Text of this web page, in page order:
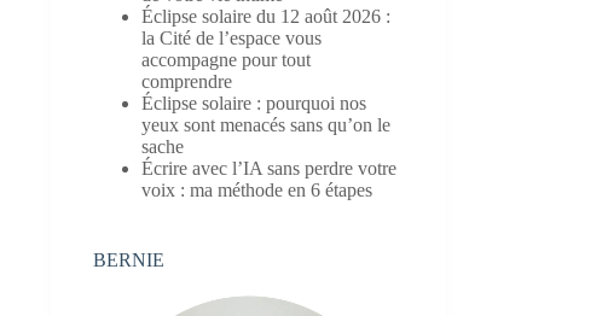
Éclipse solaire du 12 août 2026 :
la Cité de l’espace vous
accompagne pour tout
comprendre
Éclipse solaire : pourquoi nos
yeux sont menacés sans qu’on le
sache
Écrire avec l’IA sans perdre votre
voix : ma méthode en 6 étapes
BERNIE